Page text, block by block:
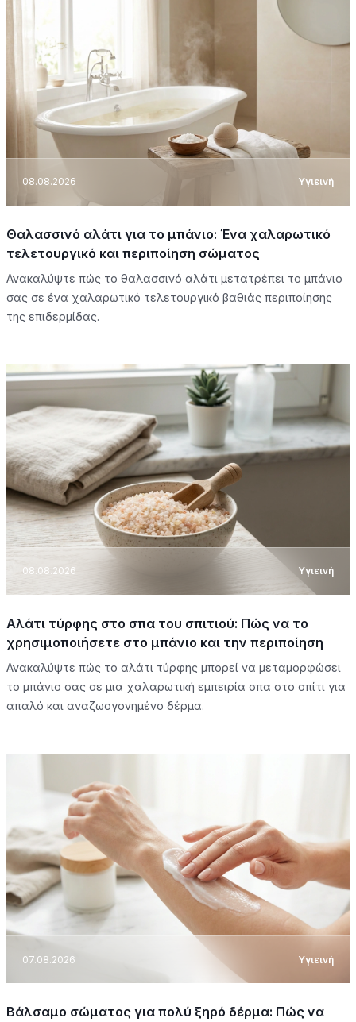
08.08.2026 Υγιεινή
Θαλασσινό αλάτι για το μπάνιο: Ένα χαλαρωτικό
τελετουργικό και περιποίηση σώματος
Ανακαλύψτε πώς το θαλασσινό αλάτι μετατρέπει το μπάνιο
σας σε ένα χαλαρωτικό τελετουργικό βαθιάς περιποίησης
της επιδερμίδας.
08.08.2026 Υγιεινή
Αλάτι τύρφης στο σπα του σπιτιού: Πώς να το
χρησιμοποιήσετε στο μπάνιο και την περιποίηση
Ανακαλύψτε πώς το αλάτι τύρφης μπορεί να μεταμορφώσει
το μπάνιο σας σε μια χαλαρωτική εμπειρία σπα στο σπίτι για
απαλό και αναζωογονημένο δέρμα.
07.08.2026 Υγιεινή
Βάλσαμο σώματος για πολύ ξηρό δέρμα: Πώς να